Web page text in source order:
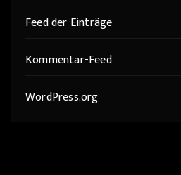
Feed der Einträge
Kommentar-Feed
WordPress.org